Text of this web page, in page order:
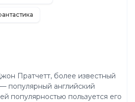
Пратчетт, более известный
популярный английский
популярностью пользуется его